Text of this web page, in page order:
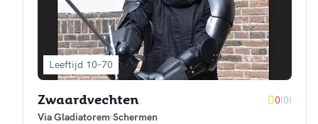
Leeftijd 10-70
Zwaardvechten 0(0)
Via Gladiatorem Schermen